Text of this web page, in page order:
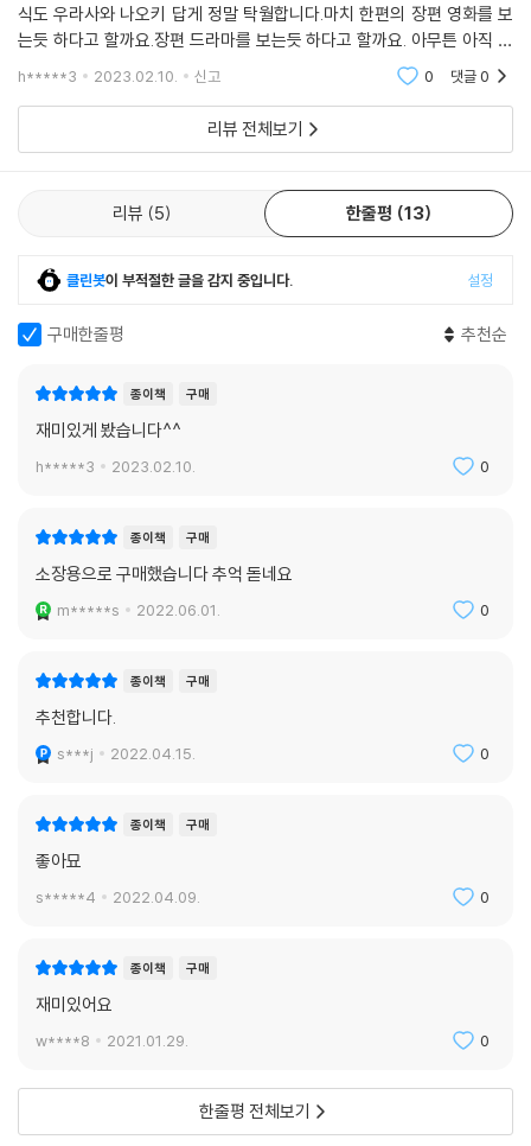
식도 우라사와 나오키 답게 정말 탁월합니다.마치 한편의 장편 영화를 보
는듯 하다고 할까요.장편 드라마를 보는듯 하다고 할까요. 아무튼 아직 안
보신 분들 중에 관심이 있으신 독자님들께한번 꼭 읽어 보시라고 권하고
h*****3 2023.02.10. 신고 0 댓글0
리뷰 전체보기
리뷰 5 한줄평 13
클린봇이 부적절한 글을 감지 중입니다. 설정
구매한줄평 추천순
종이책 구매
재미있게 봤습니다^^
h*****3 2023.02.10. 0
종이책 구매
소장용으로 구매했습니다 추억 돋네요
m*****s 2022.06.01. 0
종이책 구매
추천합니다.
s***j 2022.04.15. 0
종이책 구매
좋아묘
s*****4 2022.04.09. 0
종이책 구매
재미있어요
w****8 2021.01.29. 0
한줄평 전체보기